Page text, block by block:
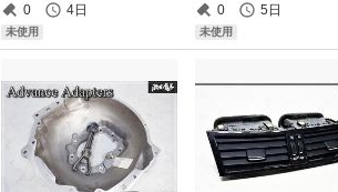
0 4日
未使用
0 5日
未使用